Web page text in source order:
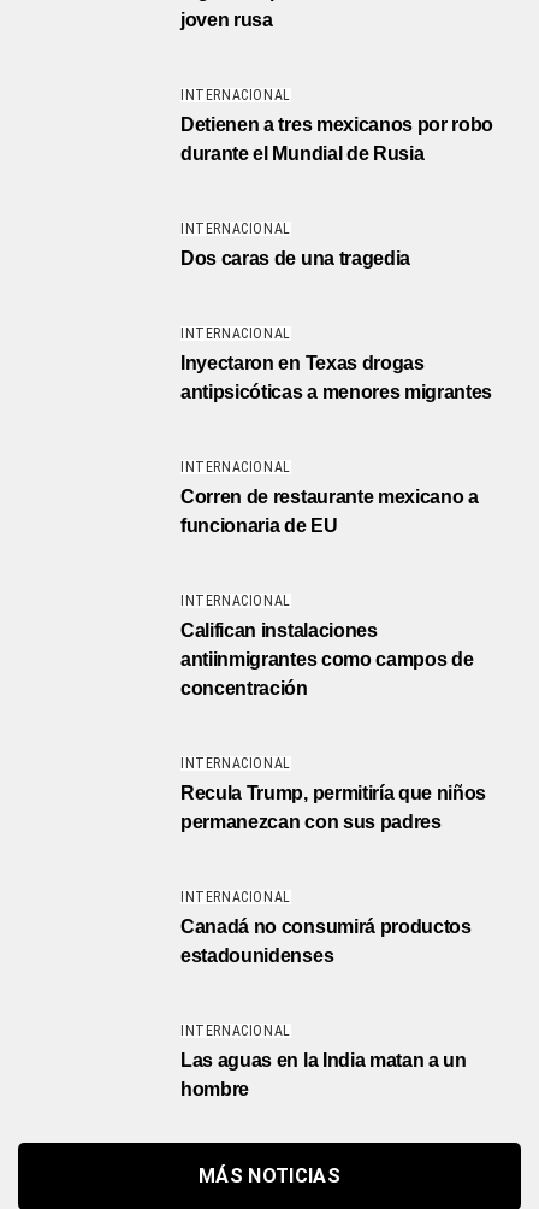
joven rusa
INTERNACIONAL
Detienen a tres mexicanos por robo
durante el Mundial de Rusia
INTERNACIONAL
Dos caras de una tragedia
INTERNACIONAL
Inyectaron en Texas drogas
antipsicóticas a menores migrantes
INTERNACIONAL
Corren de restaurante mexicano a
funcionaria de EU
INTERNACIONAL
Califican instalaciones
antiinmigrantes como campos de
concentración
INTERNACIONAL
Recula Trump, permitiría que niños
permanezcan con sus padres
INTERNACIONAL
Canadá no consumirá productos
estadounidenses
INTERNACIONAL
Las aguas en la India matan a un
hombre
MÁS NOTICIAS